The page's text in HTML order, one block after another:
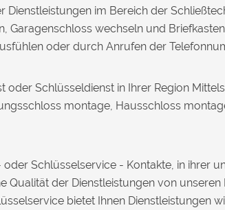
Dienstleistungen im Bereich der
Garagenschloss wechseln und
oder durch Anrufen der
oder Schlüsseldienst in Ihrer Region
montage, Hausschloss
oder Schlüsselservice - Kontakte, in
Qualität der Dienstleistungen von
bietet Ihnen Dienstleistungen